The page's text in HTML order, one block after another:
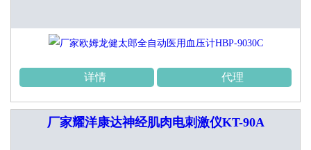
详情 代理
厂家耀洋康达神经肌肉电刺激仪KT-90A